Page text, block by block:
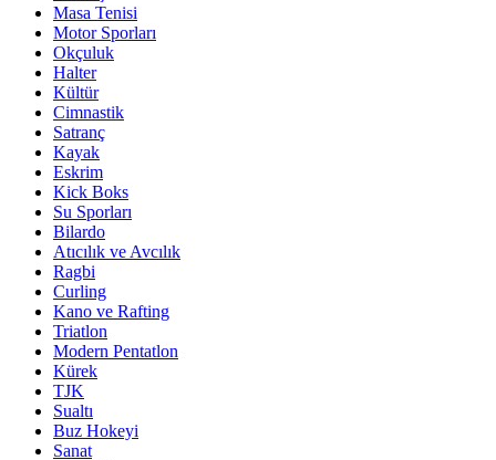
Masa Tenisi
Motor Sporları
Okçuluk
Halter
Kültür
Cimnastik
Satranç
Kayak
Eskrim
Kick Boks
Su Sporları
Bilardo
Atıcılık ve Avcılık
Ragbi
Curling
Kano ve Rafting
Triatlon
Modern Pentatlon
Kürek
TJK
Sualtı
Buz Hokeyi
Sanat